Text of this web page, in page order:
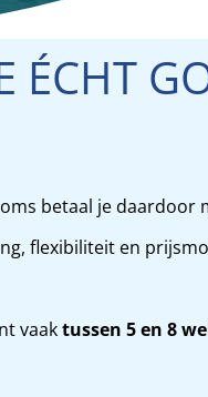
ÉCHT
betaal je daardoor
flexibiliteit en
vaaktussen 5 en 8